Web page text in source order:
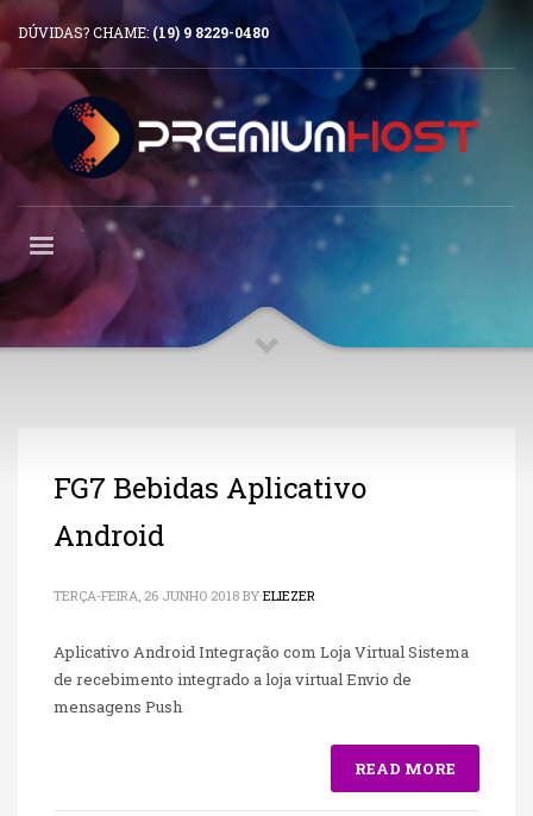
DÚVIDAS? CHAME:(19) 9 8229-0480
FG7 Bebidas Aplicativo
Android
TERÇA-FEIRA, 26 JUNHO 2018 BY ELIEZER
Aplicativo Android Integração com Loja Virtual Sistema
de recebimento integrado a loja virtual Envio de
mensagens Push
READ MORE